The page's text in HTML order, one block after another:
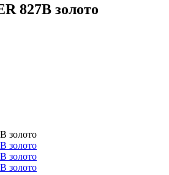
827В золото
золото